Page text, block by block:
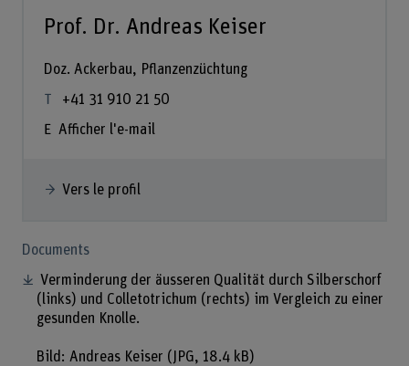
Prof. Dr. Andreas Keiser
Doz. Ackerbau, Pflanzenzüchtung
+41 31 910 21 50
Afficher l'e-mail
Vers le profil
Documents
Verminderung der äusseren Qualität durch Silberschorf
(links) und Colletotrichum (rechts) im Vergleich zu einer
gesunden Knolle.
Bild: Andreas Keiser (JPG, 18.4 kB)